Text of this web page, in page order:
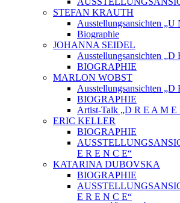
STEFAN KRAUTH
Ausstellungsansichten
Biographie
JOHANNA SEIDEL
Ausstellungsansichten
BIOGRAPHIE
MARLON WOBST
Ausstellungsansichten
BIOGRAPHIE
Artist-Talk „D R E A M E
ERIC KELLER
BIOGRAPHIE
E R E N C E“
KATARINA DUBOVSKA
BIOGRAPHIE
E R E N C E“